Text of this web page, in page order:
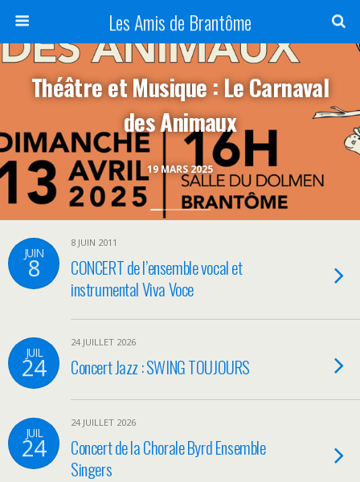
Les Amis de Brantôme
19 MARS 2025
Théâtre et Musique : Le Carnaval
des Animaux
JUIN
8
8 JUIN 2011
CONCERT de l’ensemble vocal et
instrumental Viva Voce
JUIL
24
24 JUILLET 2026
Concert Jazz : SWING TOUJOURS
JUIL
24
24 JUILLET 2026
Concert de la Chorale Byrd Ensemble
Singers